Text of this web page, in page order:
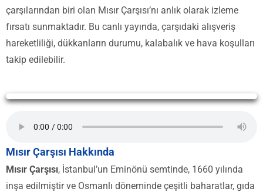
çarşılarından biri olan Mısır Çarşısı’nı anlık olarak izleme
fırsatı sunmaktadır. Bu canlı yayında, çarşıdaki alışveriş
hareketliliği, dükkanların durumu, kalabalık ve hava koşulları
takip edilebilir.
Yayın alınamadı
Mısır Çarşısı Hakkında
Mısır Çarşısı, İstanbul’un Eminönü semtinde, 1660 yılında
inşa edilmiştir ve Osmanlı döneminde çeşitli baharatlar, gıda